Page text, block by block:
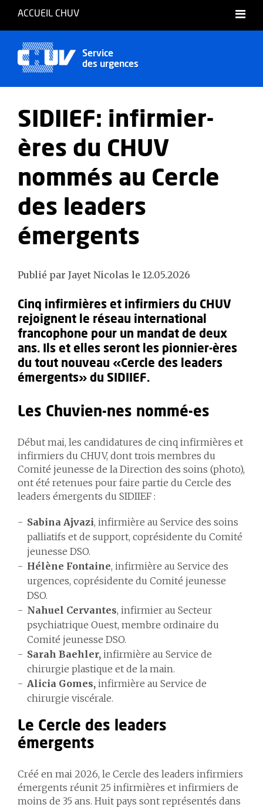
ACCUEIL CHUV
Service
des urgences
SIDIIEF: infirmier-
ères du CHUV
nommés au Cercle
des leaders
émergents
Publié par Jayet Nicolas le 12.05.2026
Cinq infirmières et infirmiers du CHUV
rejoignent le réseau international
francophone pour un mandat de deux
ans. Ils et elles seront les pionnier-ères
du tout nouveau «Cercle des leaders
émergents» du SIDIIEF.
Les Chuvien-nes nommé-es
Début mai, les candidatures de cinq infirmières et
infirmiers du CHUV, dont trois membres du
Comité jeunesse de la Direction des soins (photo),
ont été retenues pour faire partie du Cercle des
leaders émergents du SIDIIEF :
Sabina Ajvazi, infirmière au Service des soins
palliatifs et de support, coprésidente du Comité
jeunesse DSO.
Hélène Fontaine, infirmière au Service des
urgences, coprésidente du Comité jeunesse
DSO.
Nahuel Cervantes, infirmier au Secteur
psychiatrique Ouest, membre ordinaire du
Comité jeunesse DSO.
Sarah Baehler, infirmière au Service de
chirurgie plastique et de la main.
Alicia Gomes, infirmière au Service de
chirurgie viscérale.
Le Cercle des leaders
émergents
Créé en mai 2026, le Cercle des leaders infirmiers
émergents réunit 25 infirmières et infirmiers de
moins de 35 ans. Huit pays sont représentés dans